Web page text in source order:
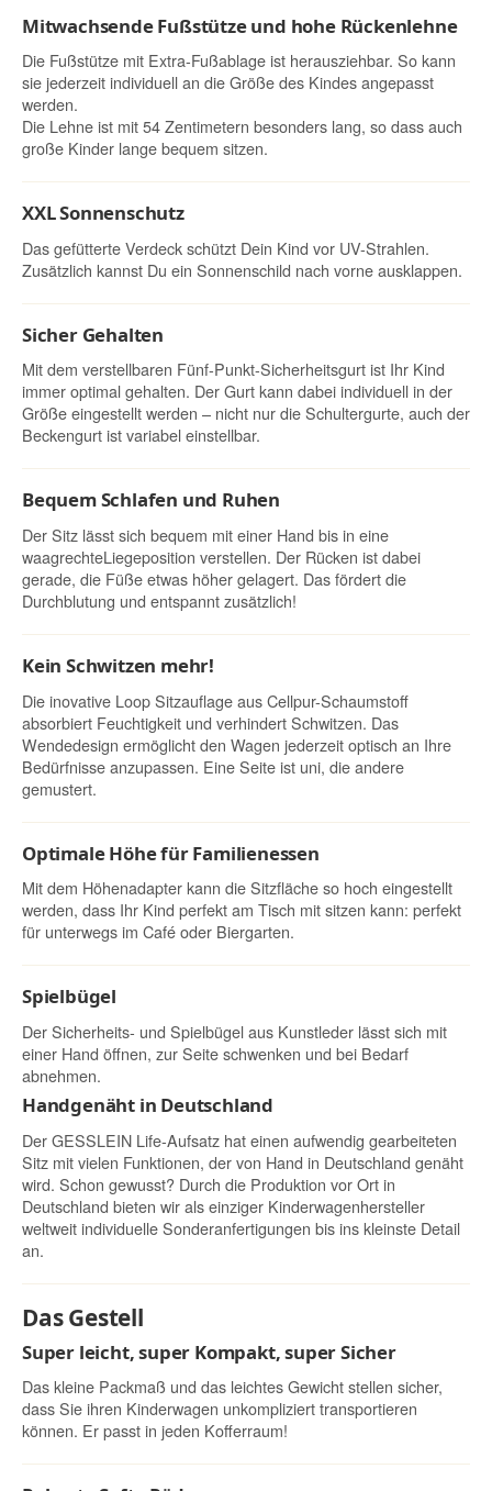
Mitwachsende Fußstütze und hohe Rückenlehne
Die Fußstütze mit Extra-Fußablage ist herausziehbar. So kann
sie jederzeit individuell an die Größe des Kindes angepasst
werden.
Die Lehne ist mit 54 Zentimetern besonders lang, so dass auch
große Kinder lange bequem sitzen.
XXL Sonnenschutz
Das gefütterte Verdeck schützt Dein Kind vor UV-Strahlen.
Zusätzlich kannst Du ein Sonnenschild nach vorne ausklappen.
Sicher Gehalten
Mit dem verstellbaren Fünf-Punkt-Sicherheitsgurt ist Ihr Kind
immer optimal gehalten. Der Gurt kann dabei individuell in der
Größe eingestellt werden – nicht nur die Schultergurte, auch der
Beckengurt ist variabel einstellbar.
Bequem Schlafen und Ruhen
Der Sitz lässt sich bequem mit einer Hand bis in eine
waagrechteLiegeposition verstellen. Der Rücken ist dabei
gerade, die Füße etwas höher gelagert. Das fördert die
Durchblutung und entspannt zusätzlich!
Kein Schwitzen mehr!
Die inovative Loop Sitzauflage aus Cellpur-Schaumstoff
absorbiert Feuchtigkeit und verhindert Schwitzen. Das
Wendedesign ermöglicht den Wagen jederzeit optisch an Ihre
Bedürfnisse anzupassen. Eine Seite ist uni, die andere
gemustert.
Optimale Höhe für Familienessen
Mit dem Höhenadapter kann die Sitzfläche so hoch eingestellt
werden, dass Ihr Kind perfekt am Tisch mit sitzen kann: perfekt
für unterwegs im Café oder Biergarten.
Spielbügel
Der Sicherheits- und Spielbügel aus Kunstleder lässt sich mit
einer Hand öffnen, zur Seite schwenken und bei Bedarf
abnehmen.
Handgenäht in Deutschland
Der GESSLEIN Life-Aufsatz hat einen aufwendig gearbeiteten
Sitz mit vielen Funktionen, der von Hand in Deutschland genäht
wird. Schon gewusst? Durch die Produktion vor Ort in
Deutschland bieten wir als einziger Kinderwagenhersteller
weltweit individuelle Sonderanfertigungen bis ins kleinste Detail
an.
Das Gestell
Super leicht, super Kompakt, super Sicher
Das kleine Packmaß und das leichtes Gewicht stellen sicher,
dass Sie ihren Kinderwagen unkompliziert transportieren
können. Er passt in jeden Kofferraum!